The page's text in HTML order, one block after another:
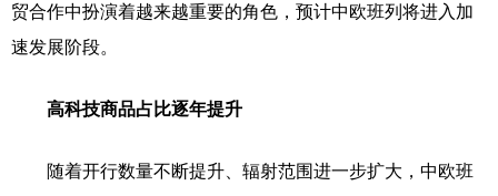
贸合作中扮演着越来越重要的角色，预计中欧班列将进入加
速发展阶段。
高科技商品占比逐年提升
随着开行数量不断提升、辐射范围进一步扩大，中欧班